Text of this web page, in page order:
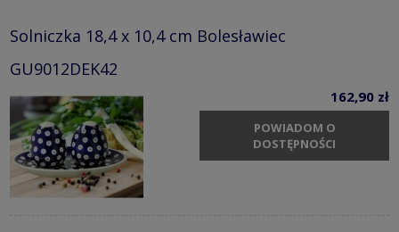
Solniczka 18,4 x 10,4 cm Bolesławiec
GU9012DEK42
162,90 zł
POWIADOM O
DOSTĘPNOŚCI